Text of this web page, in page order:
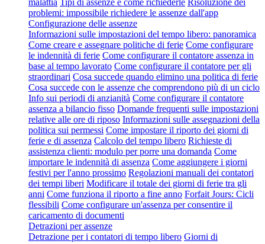
problemi: impossibile richiedere le assenze dall'app
Configurazione delle assenze
Informazioni sulle impostazioni del tempo libero: panoramica
Come creare e assegnare politiche di ferie Come configurare
le indennità di ferie Come configurare il contatore assenza in
base al tempo lavorato Come configurare il contatore per gli
straordinari Cosa succede quando elimino una politica di ferie
Cosa succede con le assenze che comprendono più di un ciclo
Info sui periodi di anzianità Come configurare il contatore
assenza a bilancio fisso Domande frequenti sulle impostazioni
relative alle ore di riposo Informazioni sulle assegnazioni della
politica sui permessi Come impostare il riporto dei giorni di
ferie e di assenza Calcolo del tempo libero Richieste di
assistenza clienti: modulo per porre una domanda Come
importare le indennità di assenza Come aggiungere i giorni
festivi per l'anno prossimo Regolazioni manuali dei contatori
dei tempi liberi Modificare il totale dei giorni di ferie tra gli
anni Come funziona il riporto a fine anno Forfait Jours: Cicli
flessibili Come configurare un'assenza per consentire il
caricamento di documenti
Detrazioni per assenze
Detrazione per i contatori di tempo libero Giorni di